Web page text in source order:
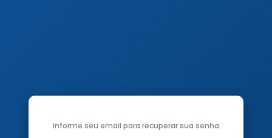
Informe seu email para recuperar sua senha